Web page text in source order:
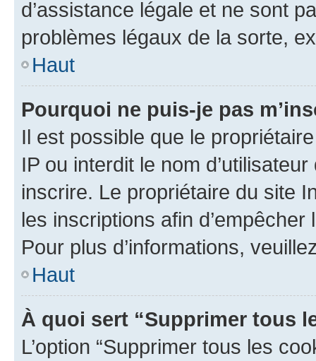
d’assistance légale et ne sont
problèmes légaux de la sorte,
Haut
Pourquoi ne puis-je pas
Il est possible que le
IP ou interdit le nom
inscrire. Le propriétaire du site
les inscriptions afin
Pour plus d’informations,
Haut
À quoi sert “Supprimer tous
L’option “Supprimer tous les